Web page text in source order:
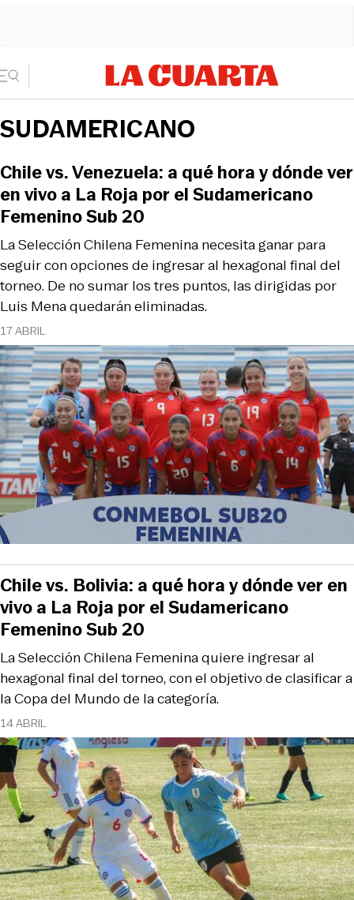
SUDAMERICANO
17 ABRIL
La Selección Chilena Femenina necesita ganar para
seguir con opciones de ingresar al hexagonal final del
torneo. De no sumar los tres puntos, las dirigidas por
Luis Mena quedarán eliminadas.
Chile vs. Venezuela: a qué hora y dónde ver
en vivo a La Roja por el Sudamericano
Femenino Sub 20
14 ABRIL
La Selección Chilena Femenina quiere ingresar al
hexagonal final del torneo, con el objetivo de clasificar a
la Copa del Mundo de la categoría.
Chile vs. Bolivia: a qué hora y dónde ver en
vivo a La Roja por el Sudamericano
Femenino Sub 20